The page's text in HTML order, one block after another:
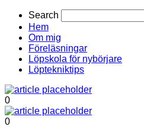
Search
Hem
Om mig
Föreläsningar
Löpskola för nybörjare
Löptekniktips
0
0